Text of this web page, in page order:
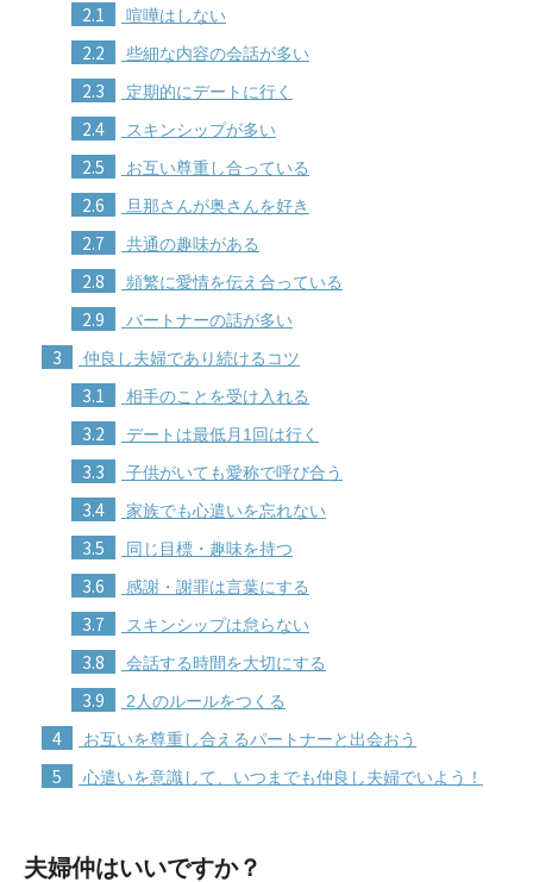
2.1 喧嘩はしない
2.2 些細な内容の会話が多い
2.3 定期的にデートに行く
2.4 スキンシップが多い
2.5 お互い尊重し合っている
2.6 旦那さんが奥さんを好き
2.7 共通の趣味がある
2.8 頻繁に愛情を伝え合っている
2.9 パートナーの話が多い
3 仲良し夫婦であり続けるコツ
3.1 相手のことを受け入れる
3.2 デートは最低月1回は行く
3.3 子供がいても愛称で呼び合う
3.4 家族でも心遣いを忘れない
3.5 同じ目標・趣味を持つ
3.6 感謝・謝罪は言葉にする
3.7 スキンシップは怠らない
3.8 会話する時間を大切にする
3.9 2人のルールをつくる
4 お互いを尊重し合えるパートナーと出会おう
5 心遣いを意識して、いつまでも仲良し夫婦でいよう！
夫婦仲はいいですか？